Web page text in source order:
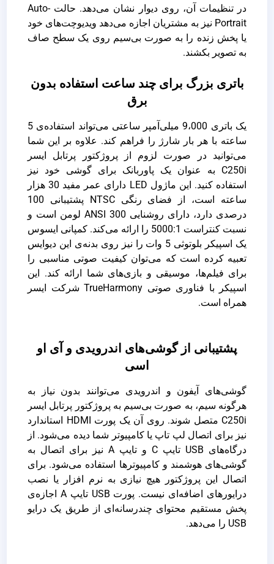
در تنظیمات آن، روی دیوار نشان می‌دهد. حالت Auto-
Portrait نیز به مشتریان اجازه می‌دهد ویدیوچت‌های خود
یا پخش زنده را به صورت بی‌سیم روی یک سطح صاف
به تصویر بکشند.
باتری بزرگ برای چند ساعت استفاده بدون
برق
یک باتری 9،000 میلی‌آمپر ساعتی می‌تواند استفاده‌ی 5
ساعته با هر بار شارژ را فراهم کند. علاوه بر این شما
می‌توانید در صورت لزوم از پروژکتور پرتابل ایسر
C250i‌ به عنوان یک پاوربانک برای گوشی خود نیز
استفاده کنید. این ماژول LED دارای عمر مفید 30 هزار
ساعته است، از فضای رنگی NTSC پشتیبانی 100
درصدی دارد، دارای روشنایی 300 ANSI لومن است و
نسبت کنتراست 5000:1 را ارائه می‌کند. کمپانی ایسوس
یک اسپیکر بلوتوثی 5 وات را نیز روی بدنه‌ی این دیوایس
تعبیه کرده است که می‌توان کیفیت صوتی مناسبی را
برای فیلم‌ها، موسیقی و بازی‌های شما ارائه کند. این
اسپیکر با فناوری صوتی TrueHarmony شرکت ایسر
همراه است.
پشتیبانی از گوشی‌های اندرویدی و آی او
اسی
گوشی‌های آیفون و اندرویدی می‌توانند بدون نیاز به
هرگونه سیم، به صورت بی‌سیم به پروژکتور پرتابل ایسر
C250i متصل شوند. روی آن یک پورت HDMI استاندارد
نیز برای اتصال لپ تاپ یا کامپیوتر شما دیده می‌شود. از
درگاه‌های USB تایپ C و تایپ A نیز برای اتصال به
گوشی‌های هوشمند و کامپیوترها استفاده می‌شود. برای
اتصال این پروژکتور هیچ نیازی به نرم افزار یا نصب
درایورهای اضافه‌ای نیست. پورت USB تایپ A اجازه‌ی
پخش مستقیم محتوای چندرسانه‌ای از طریق یک درایو
USB را می‌دهد.